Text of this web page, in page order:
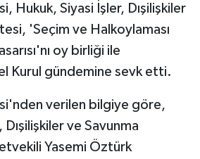
Hukuk, Siyasi İşler, Dışilişkiler
'Seçim ve Halkoylaması
oy birliği ile
Kurul gündemine sevk etti.
verilen bilgiye göre,
Dışilişkiler ve Savunma
Yasemi Öztürk